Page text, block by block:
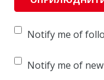
Notify me of
Notify me of